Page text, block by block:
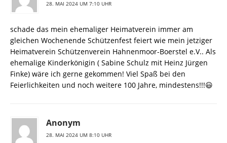
28. MAI 2024 UM 7:10 UHR
schade das mein ehemaliger Heimatverein immer am
gleichen Wochenende Schützenfest feiert wie mein jetziger
Heimatverein Schützenverein Hahnenmoor-Boerstel e.V.. Als
ehemalige Kinderkönigin ( Sabine Schulz mit Heinz Jürgen
Finke) wäre ich gerne gekommen! Viel Spaß bei den
Feierlichkeiten und noch weitere 100 Jahre, mindestens!!!😃
Anonym
28. MAI 2024 UM 8:10 UHR